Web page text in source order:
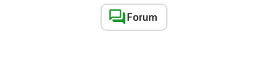
Forum